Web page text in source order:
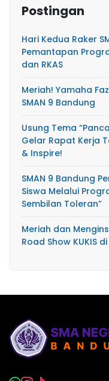
Postingan
Hari Kedua Raker
Pemantapan
dan RKAS
Meriah! Yamaha
SMAN 9 Bandung
Usung Tema
Gelar Rapat Kerja
& Inspire!
SMAN 9 Bandung
Siswa Melalui
Sembilan Toleran”
Meriah dan
Road Show KUKIS